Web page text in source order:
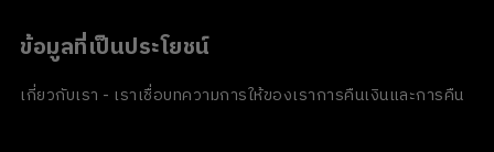
ข้อมูลที่เป็นประโยชน์
เกี่ยวกับเรา - เราเชื่อบทความการให้ของเราการคืนเงินและการคืน